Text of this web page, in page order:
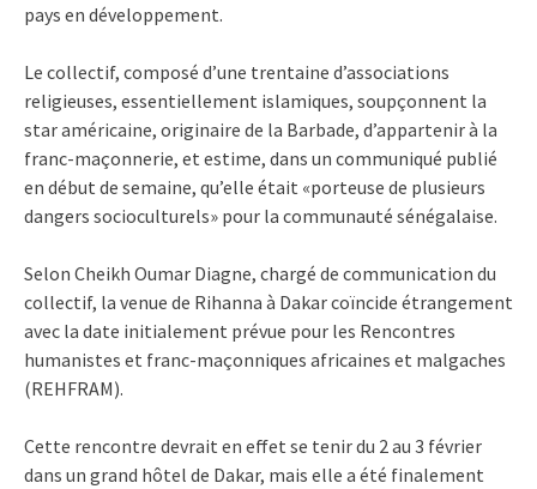
pays en développement.
Le collectif, composé d’une trentaine d’associations
religieuses, essentiellement islamiques, soupçonnent la
star américaine, originaire de la Barbade, d’appartenir à la
franc-maçonnerie, et estime, dans un communiqué publié
en début de semaine, qu’elle était «porteuse de plusieurs
dangers socioculturels» pour la communauté sénégalaise.
Selon Cheikh Oumar Diagne, chargé de communication du
collectif, la venue de Rihanna à Dakar coïncide étrangement
avec la date initialement prévue pour les Rencontres
humanistes et franc-maçonniques africaines et malgaches
(REHFRAM).
Cette rencontre devrait en effet se tenir du 2 au 3 février
dans un grand hôtel de Dakar, mais elle a été finalement